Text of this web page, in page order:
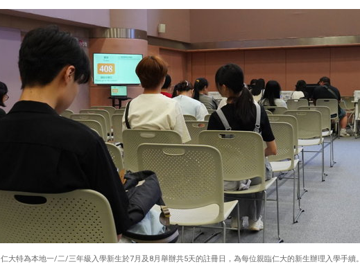
仁大特為本地一/二/三年級入學新生於7月及8月舉辦共5天的註冊日，為每位親臨仁大的新生辦理入學手續。